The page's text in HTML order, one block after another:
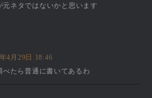
元ネタではないかと思います
4月29日 18:46
べたら普通に書いてあるわ